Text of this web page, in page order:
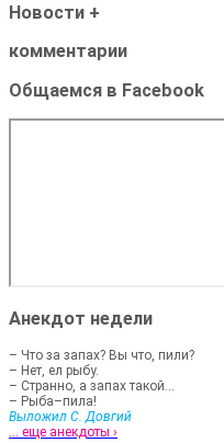
Новости +
комментарии
Общаемся в Facebook
Анекдот недели
– Что за запах? Вы что, пили?
– Нет, ел рыбу.
– Странно, а запах такой...
– Рыба–пила!
Выложил С. Довгий
... еще анекдоты ›